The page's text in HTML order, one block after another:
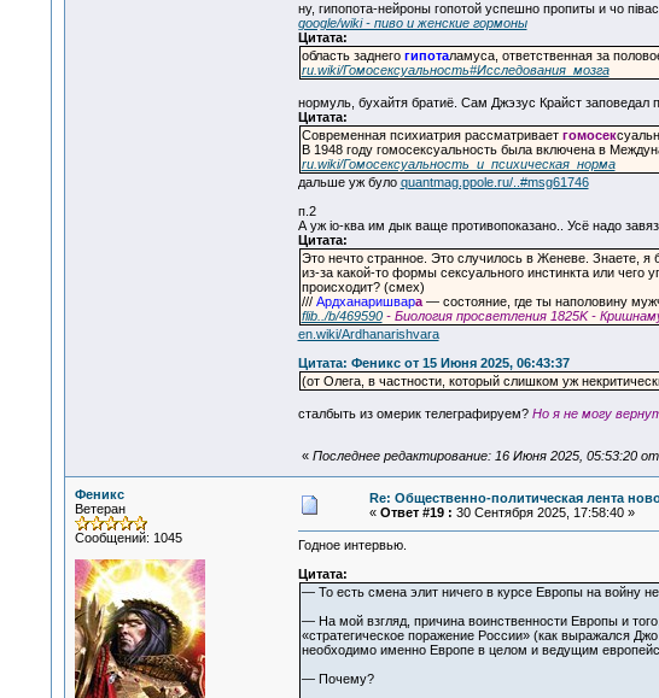
ну, гипопота-нейроны гопотой успешно пропиты и чо
google/wiki - пиво и женские гормоны
Цитата:
область заднего гипоталамуса, ответственная за
ru.wiki/Гомосексуальность#Исследования_мозга
нормуль, бухайтя братиё. Сам Джэзус Крайст заповедал
Цитата:
Современная психиатрия рассматривает гомосек
В 1948 году гомосексуальность была включена в
ru.wiki/Гомосексуальность_и_психическая_норма
дальше уж було quantmag.ppole.ru/..#msg61746
п.2
А уж io-ква им дык ваще противопоказано.. Усё надо
Цитата:
Это нечто странное. Это случилось в Женеве. Знаете,
из-за какой-то формы сексуального инстинкта или
происходит? (смех)
/// Ардханаришвара— состояние, где ты наполовину
flib../b/469590 - Биология просветления 1825K -
en.wiki/Ardhanarishvara
Цитата: Феникс от 15 Июня 2025, 06:43:37
(от Олега, в частности, который слишком уж
сталбыть из омерик телеграфируем? Но я не могу
« Последнее редактирование: 16 Июня 2025, 05:53:20
Феникс
Ветеран
Сообщений: 1045
Re: Общественно-политическая лента
« Ответ #19 : 30 Сентября 2025, 17:58:40 »
Годное интервью.
Цитата:
— То есть смена элит ничего в курсе Европы на войну
— На мой взгляд, причина воинственности Европы и
«стратегическое поражение России» (как выражался
необходимо именно Европе в целом и ведущим
— Почему?